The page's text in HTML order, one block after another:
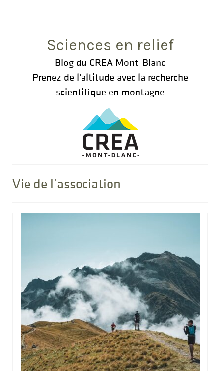
Sciences en relief
Blog du CREA Mont-Blanc
Prenez de l'altitude avec la recherche
scientifique en montagne
Vie de l’association